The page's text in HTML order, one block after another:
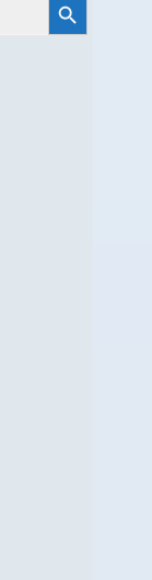
Botón de búsqueda